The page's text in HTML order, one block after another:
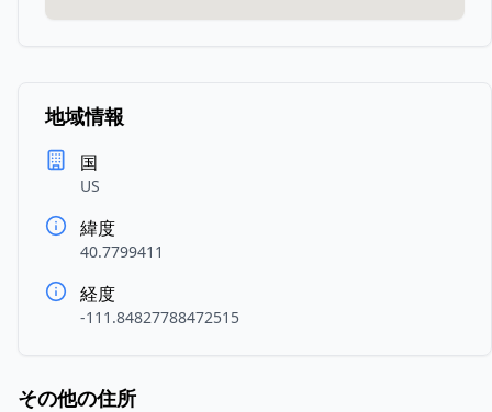
地域情報
国
US
緯度
40.7799411
経度
-111.84827788472515
その他の住所